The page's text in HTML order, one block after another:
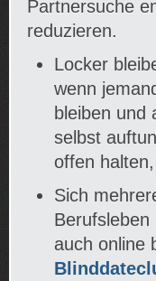
Partnersuche
reduzieren.
Locker
wenn
bleiben und
selbst
offen
Sich
auch online